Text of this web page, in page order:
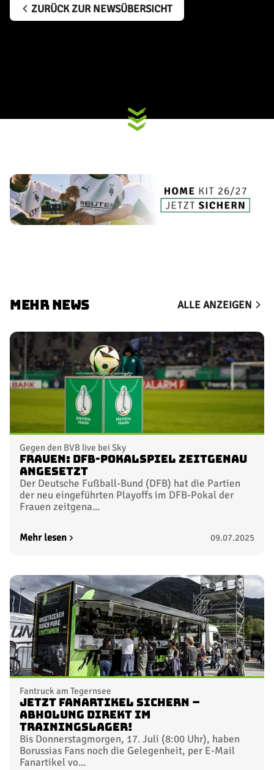
ZURÜCK ZUR NEWSÜBERSICHT
MEHR NEWS ALLE ANZEIGEN
Gegen den BVB live bei Sky
Frauen: DFB-Pokalspiel zeitgenau
angesetzt
Der Deutsche Fußball-Bund (DFB) hat die Partien
der neu eingeführten Playoffs im DFB-Pokal der
Frauen zeitgena...
Mehr lesen 09.07.2025
Fantruck am Tegernsee
Jetzt Fanartikel sichern –
Abholung direkt im
Trainingslager!
Bis Donnerstagmorgen, 17. Juli (8:00 Uhr), haben
Borussias Fans noch die Gelegenheit, per E-Mail
Fanartikel vo...